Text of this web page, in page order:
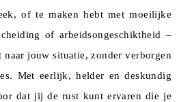
of te maken hebt met moeilijke
of arbeidsongeschiktheid –
naar jouw situatie, zonder verborgen
Met eerlijk, helder en deskundig
dat jij de rust kunt ervaren die je